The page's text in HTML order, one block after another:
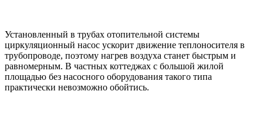
Установленный в трубах отопительной системы
циркуляционный насос ускорит движение теплоносителя в
трубопроводе, поэтому нагрев воздуха станет быстрым и
равномерным. В частных коттеджах с большой жилой
площадью без насосного оборудования такого типа
практически невозможно обойтись.